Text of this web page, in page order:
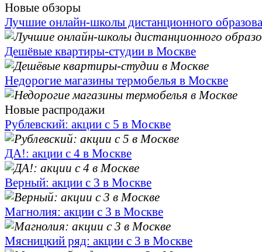
Новые обзоры
Лучшие онлайн-школы дистанционного
Дешёвые квартиры-студии в Москве
Недорогие магазины термобелья в Москве
Новые распродажи
Рублевский: акции с 5 в Москве
ДА!: акции с 4 в Москве
Верный: акции с 3 в Москве
Магнолия: акции с 3 в Москве
Мясницкий ряд: акции с 3 в Москве